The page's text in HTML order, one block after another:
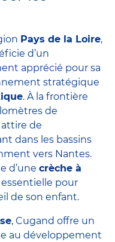
Pays de la Loire,
d’un
apprécié pour sa
stratégique
. À la frontière
de
de
dans les bassins
vers Nantes.
d’une crèche à
pour
de son enfant.
, Cugand offre un
au développement